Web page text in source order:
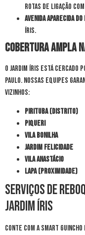
rotas de ligação
Avenida Aparecida do
Íris.
Cobertura Ampla
O Jardim Íris está
Paulo. Nossas equipes
vizinhos:
Pirituba (Distrito)
Piqueri
Vila Bonilha
Jardim Felicidade
Vila Anastácio
Lapa (Proximidade)
Serviços de
Jardim Íris
Conte com a Smart